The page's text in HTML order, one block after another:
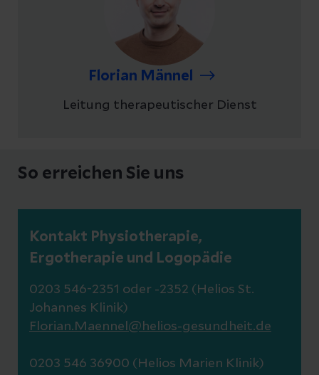
Florian Männel
Leitung therapeutischer Dienst
So erreichen Sie uns
Kontakt Physiotherapie,
Ergotherapie und Logopädie
0203 546-2351 oder -2352 (Helios St.
Johannes Klinik)
Florian.Maennel@helios-gesundheit.de
0203 546 36900 (Helios Marien Klinik)